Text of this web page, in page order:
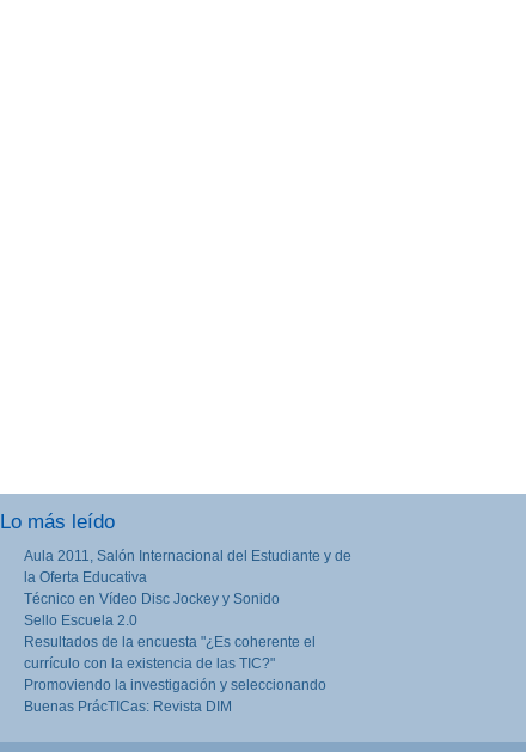
Lo más leído
Aula 2011, Salón Internacional del Estudiante y de
la Oferta Educativa
Técnico en Vídeo Disc Jockey y Sonido
Sello Escuela 2.0
Resultados de la encuesta "¿Es coherente el
currículo con la existencia de las TIC?"
Promoviendo la investigación y seleccionando
Buenas PrácTICas: Revista DIM